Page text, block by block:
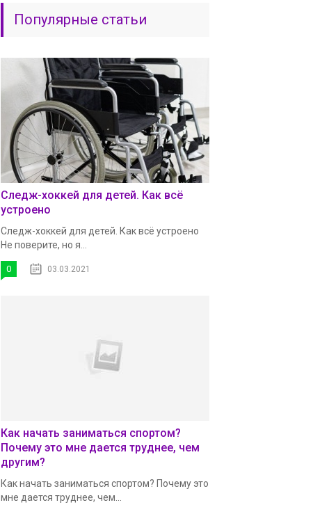
Популярные статьи
Следж-хоккей для детей. Как всё
устроено
Следж-хоккей для детей. Как всё устроено
Не поверите, но я...
0 03.03.2021
Как начать заниматься спортом?
Почему это мне дается труднее, чем
другим?
Как начать заниматься спортом? Почему это
мне дается труднее, чем...